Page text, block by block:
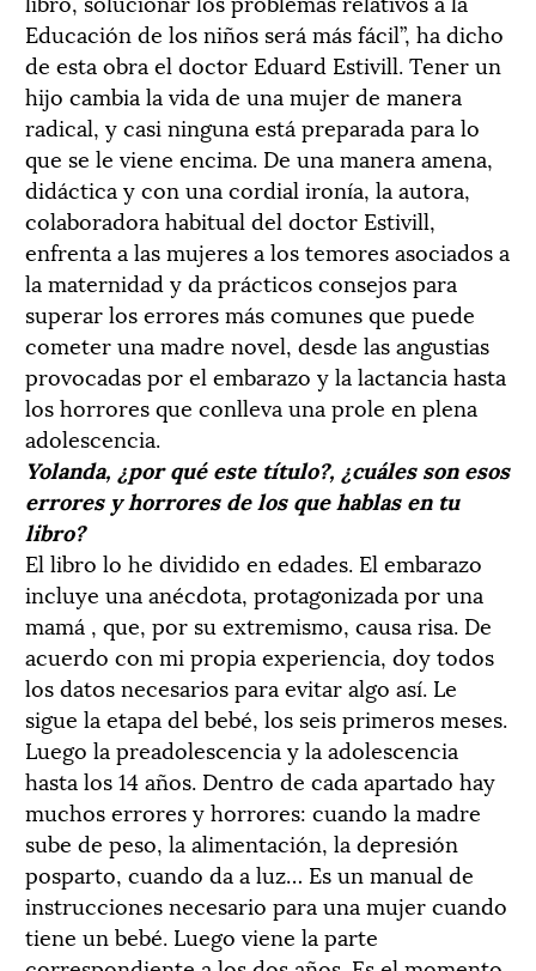
Educación de los niños será más fácil”, ha dicho
de esta obra el doctor Eduard Estivill. Tener un
hijo cambia la vida de una mujer de manera
radical, y casi ninguna está preparada para lo
que se le viene encima. De una manera amena,
didáctica y con una cordial ironía, la autora,
colaboradora habitual del doctor Estivill,
enfrenta a las mujeres a los temores asociados a
la maternidad y da prácticos consejos para
superar los errores más comunes que puede
cometer una madre novel, desde las angustias
provocadas por el embarazo y la lactancia hasta
los horrores que conlleva una prole en plena
adolescencia.
Yolanda, ¿por qué este título?, ¿cuáles son esos
errores y horrores de los que hablas en tu
libro?
El libro lo he dividido en edades. El embarazo
incluye una anécdota, protagonizada por una
mamá , que, por su extremismo, causa risa. De
acuerdo con mi propia experiencia, doy todos
los datos necesarios para evitar algo así. Le
sigue la etapa del bebé, los seis primeros meses.
Luego la preadolescencia y la adolescencia
hasta los 14 años. Dentro de cada apartado hay
muchos errores y horrores: cuando la madre
sube de peso, la alimentación, la depresión
posparto, cuando da a luz… Es un manual de
instrucciones necesario para una mujer cuando
tiene un bebé. Luego viene la parte